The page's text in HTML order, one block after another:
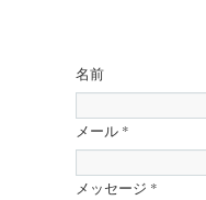
名前
メール *
メッセージ *